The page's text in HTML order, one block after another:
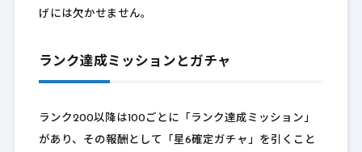
げには欠かせません。
ランク達成ミッションとガチャ
ランク200以降は100ごとに「ランク達成ミッション」
があり、その報酬として「星6確定ガチャ」を引くこと